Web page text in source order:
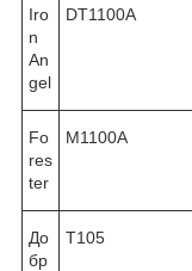
Iro
n
An
gel
DT1100A
Fo
res
ter
M1100A
До
бр
T105